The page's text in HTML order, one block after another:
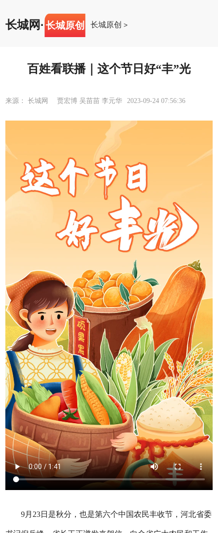
长城网· 长城原创 长城原创 >
百姓看联播｜这个节日好“丰”光
来源： 长城网 贾宏博 吴苗苗 李元华 2023-09-24 07:56:36
9月23日是秋分，也是第六个中国农民丰收节，河北省委